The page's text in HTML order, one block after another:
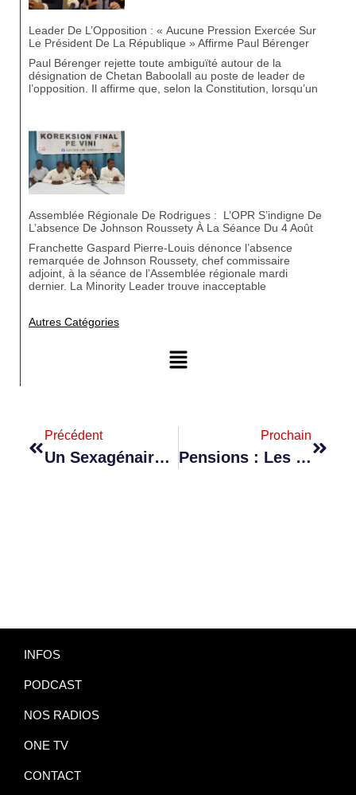
Leader De L’Opposition : « Aucune Pression Exercée Sur
Le Président De La République » Affirme Paul Bérenger
Paul Bérenger rejette toute ambiguïté autour de la
désignation de Chetan Baboolall au poste de leader de
l’opposition. Il affirme que, selon la Constitution, lorsqu’un
Assemblée Régionale De Rodrigues : L’OPR S’indigne De
L’absence De Johnson Roussety À La Séance Du 4 Août
Franchette Gaspard Pierre-Louis dénonce l’absence
remarquée de Johnson Roussety, chef commissaire
adjoint, à la séance de l’Assemblée régionale mardi
dernier. La Minority Leader trouve inacceptable
Autres Catégories
Précédent
Un Sexagénaire S’introduit Aux Casernes Centrales Et Repart Avec Une Voiture Placée Sous Scellés
Prochain
Pensions : Les Modalités De La Réforme Définies Dans Le Comité Ministériel
INFOS
PODCAST
NOS RADIOS
ONE TV
CONTACT